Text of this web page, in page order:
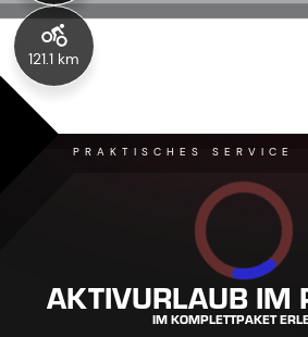
121.1 km
PRAKTISCHES SERVICE
AKTIVURLAUB IM
IM KOMPLETTPAKET